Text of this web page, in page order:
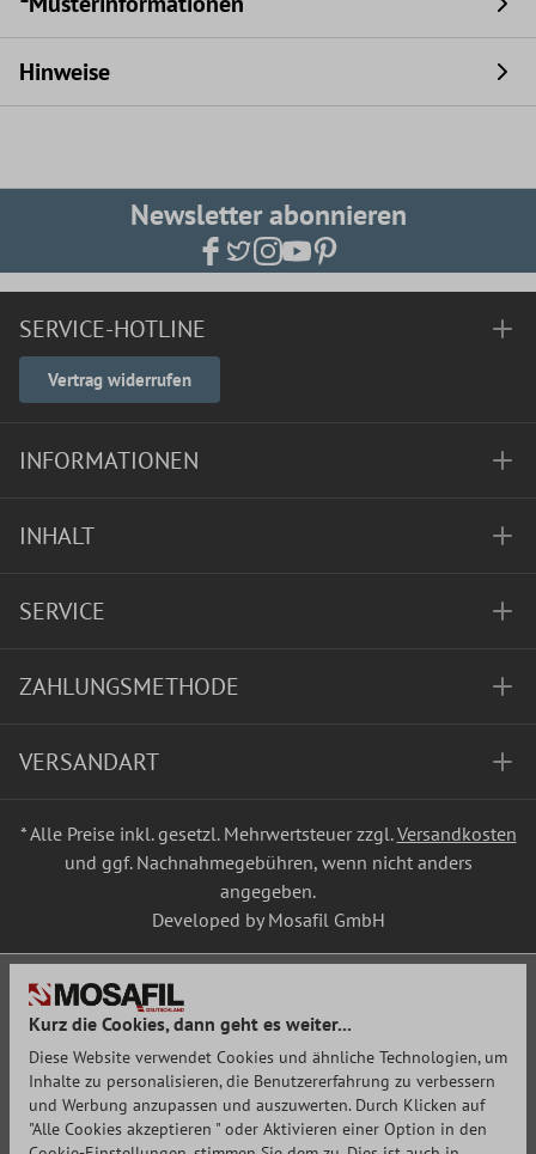
Hinweise
Newsletter abonnieren
SERVICE-HOTLINE
Vertrag widerrufen
INFORMATIONEN
INHALT
SERVICE
ZAHLUNGSMETHODE
VERSANDART
* Alle Preise inkl. gesetzl. Mehrwertsteuer zzgl.Versandkosten
und ggf. Nachnahmegebühren, wenn nicht anders
angegeben.
Developed by Mosafil GmbH
Kurz die Cookies, dann geht es weiter...
Diese Website verwendet Cookies und ähnliche Technologien, um
Inhalte zu personalisieren, die Benutzererfahrung zu verbessern
und Werbung anzupassen und auszuwerten. Durch Klicken auf
"Alle Cookies akzeptieren " oder Aktivieren einer Option in den